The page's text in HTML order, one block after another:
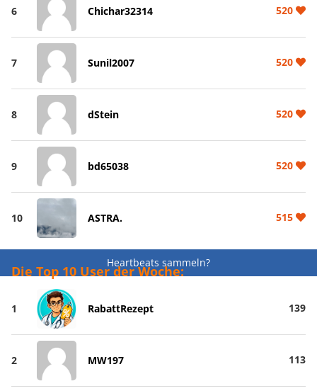
6 Chichar32314 520
7 Sunil2007 520
8 dStein 520
9 bd65038 520
10 ASTRA. 515
Heartbeats sammeln?
Die Top 10 User der Woche:
1 RabattRezept 139
2 MW197 113